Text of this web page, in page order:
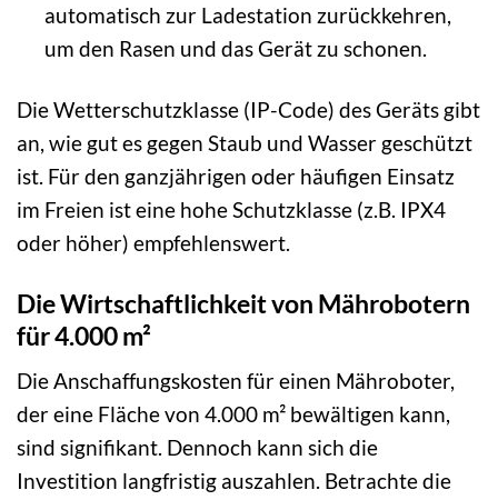
automatisch zur Ladestation zurückkehren,
um den Rasen und das Gerät zu schonen.
Die Wetterschutzklasse (IP-Code) des Geräts gibt
an, wie gut es gegen Staub und Wasser geschützt
ist. Für den ganzjährigen oder häufigen Einsatz
im Freien ist eine hohe Schutzklasse (z.B. IPX4
oder höher) empfehlenswert.
Die Wirtschaftlichkeit von Mährobotern
für 4.000 m²
Die Anschaffungskosten für einen Mähroboter,
der eine Fläche von 4.000 m² bewältigen kann,
sind signifikant. Dennoch kann sich die
Investition langfristig auszahlen. Betrachte die